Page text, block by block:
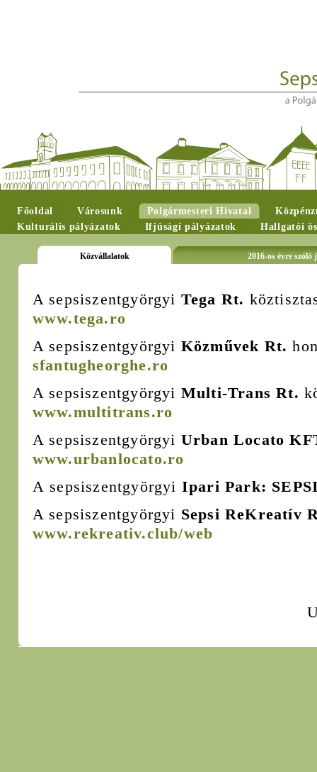
Főoldal Városunk Polgármesteri Hivatal
Kulturális pályázatok
Ifjúsági pályázatok Hallgatói
Közvállalatok 2016-os évre szóló
A sepsiszentgyörgyi Tega Rt.
www.tega.ro
A sepsiszentgyörgyi Közművek Rt.
sfantugheorghe.ro
A sepsiszentgyörgyi Multi-Trans Rt.
www.multitrans.ro
A sepsiszentgyörgyi Urban Locato
www.urbanlocato.ro
A sepsiszentgyörgyi Ipari Park:
A sepsiszentgyörgyi Sepsi ReKreatív
www.rekreativ.club/web